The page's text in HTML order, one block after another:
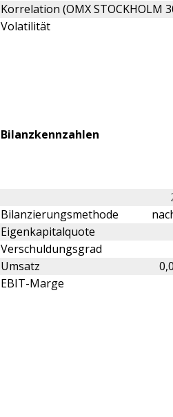
Korrelation (OMX STOCKHOLM
Volatilität
Bilanzkennzahlen
Bilanzierungsmethode
Eigenkapitalquote
Verschuldungsgrad
Umsatz
EBIT-Marge